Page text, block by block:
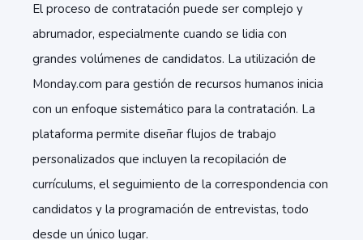
El proceso de contratación puede ser complejo y
abrumador, especialmente cuando se lidia con
grandes volúmenes de candidatos. La utilización de
Monday.com para gestión de recursos humanos inicia
con un enfoque sistemático para la contratación. La
plataforma permite diseñar flujos de trabajo
personalizados que incluyen la recopilación de
currículums, el seguimiento de la correspondencia con
candidatos y la programación de entrevistas, todo
desde un único lugar.